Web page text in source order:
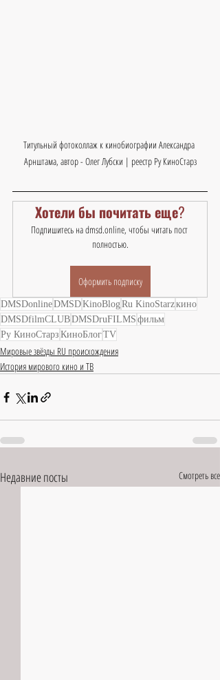
Титульный фотоколлаж к кинобиографии Александра
Арнштама, автор - Олег Лубски | реестр Ру КиноСтарз
Хотели бы почитать еще?
Подпишитесь на dmsd.online, чтобы читать пост
полностью.
Оформить подписку
DMSDonlineDMSDKinoBlogRu KinoStarzкино
DMSDfilmCLUBDMSDruFILMS фильм
Ру КиноСтарз КиноБлогTV
Мировые звёзды RU происхождения
История мирового кино и ТВ
Недавние посты Смотреть все